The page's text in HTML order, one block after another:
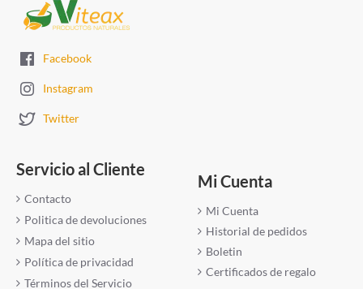
Facebook
Instagram
Twitter
Servicio al Cliente
Contacto
Politica de devoluciones
Mapa del sitio
Política de privacidad
Términos del Servicio
Mi Cuenta
Mi Cuenta
Historial de pedidos
Boletin
Certificados de regalo